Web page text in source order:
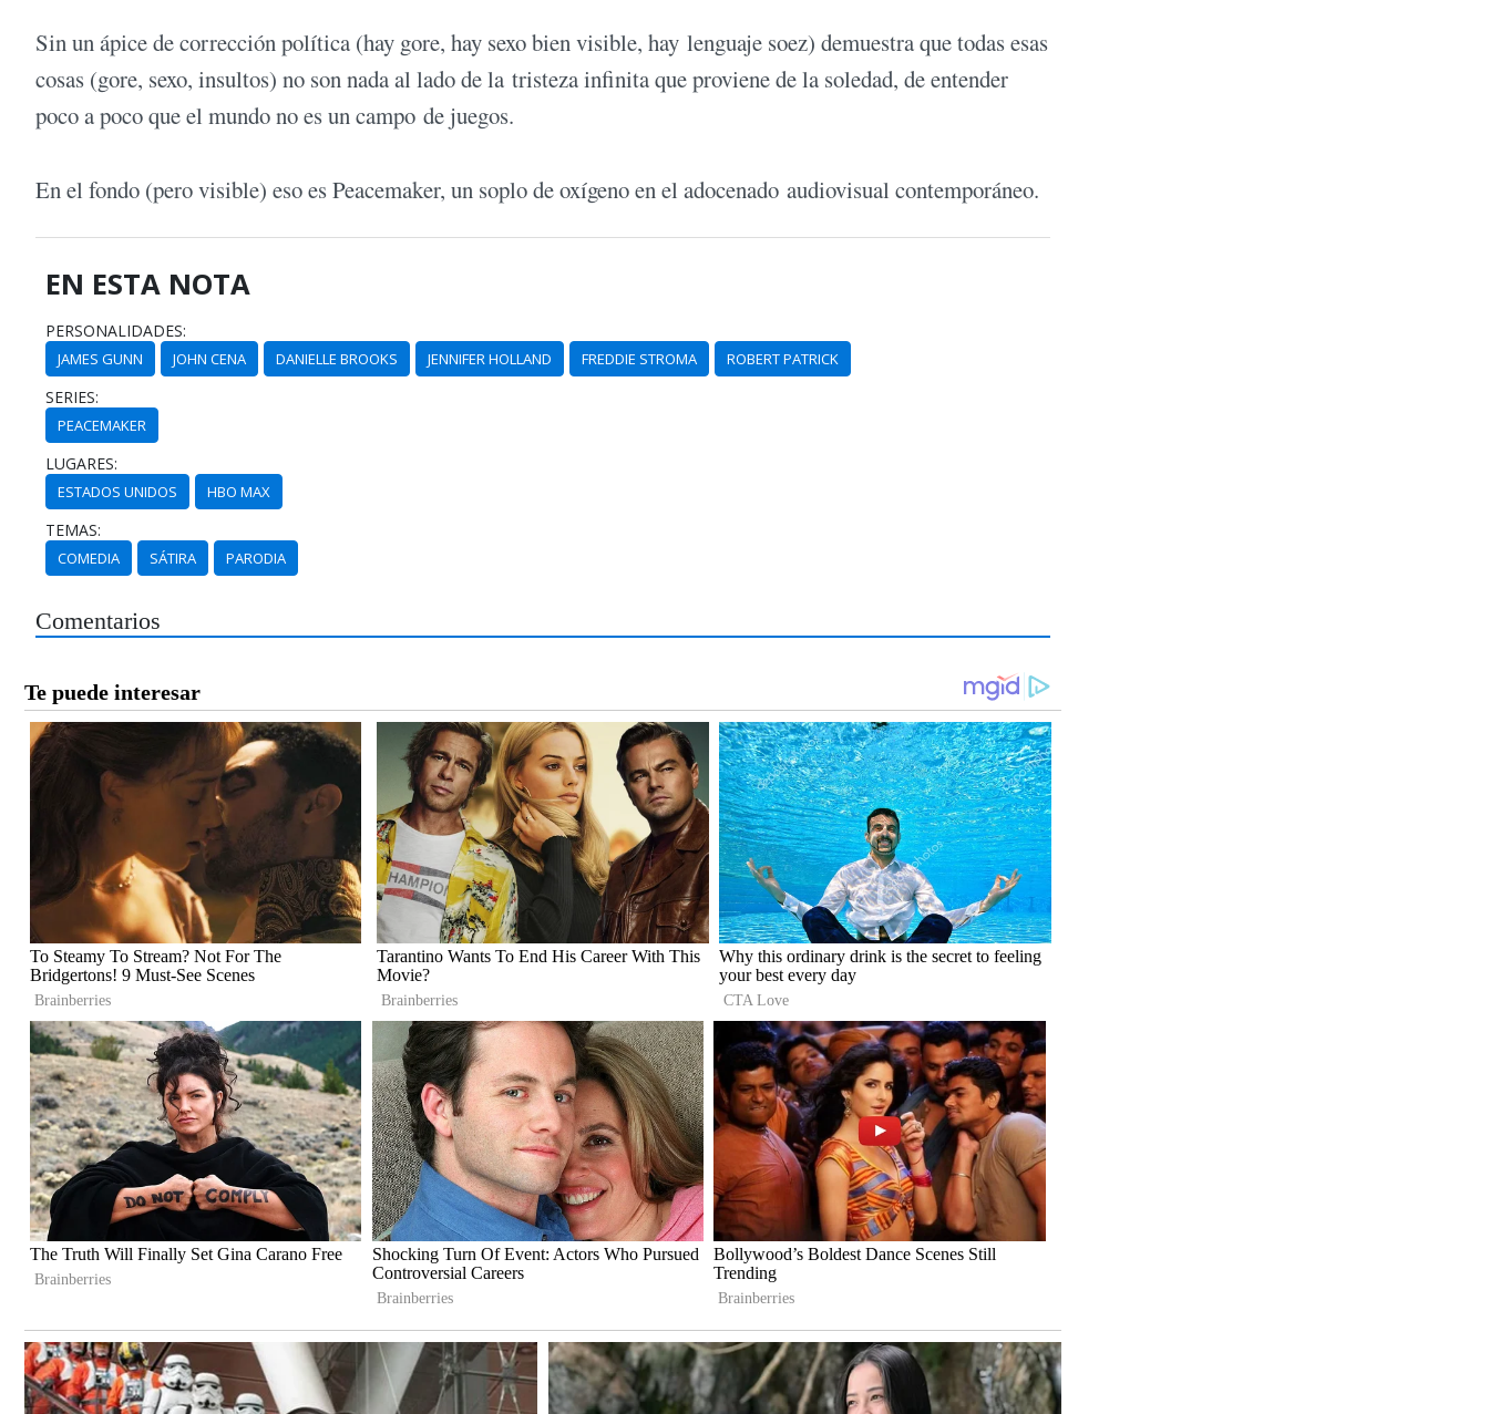
Sin un ápice de corrección política (hay gore, hay sexo bien visible, hay lenguaje soez) demuestra que todas esas
cosas (gore, sexo, insultos) no son nada al lado de la tristeza infinita que proviene de la soledad, de entender
poco a poco que el mundo no es un campo de juegos.
En el fondo (pero visible) eso es Peacemaker, un soplo de oxígeno en el adocenado audiovisual contemporáneo.
EN ESTA NOTA
PERSONALIDADES:
JAMES GUNN JOHN CENA DANIELLE BROOKS JENNIFER HOLLAND FREDDIE STROMA ROBERT PATRICK
SERIES:
PEACEMAKER
LUGARES:
ESTADOS UNIDOS HBO MAX
TEMAS:
COMEDIA SÁTIRA PARODIA
Comentarios